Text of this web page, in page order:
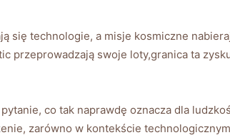
się technologie, a misje kosmiczne
przeprowadzają swoje loty,granica ta
co tak naprawdę oznacza dla
zarówno w kontekście